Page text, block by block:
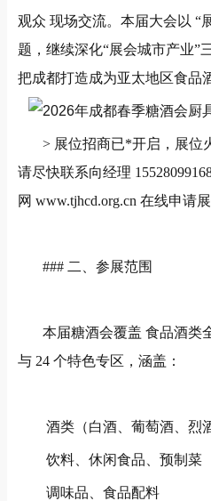
观众 现场交流。本届大会以 “
题，继续深化“展会城市产业”
把成都打造成为亚太地区食品
> 展位招商已*开启，展位
请尽快联系向经理
网 www.tjhcd.org.cn 在线申请展
### 二、参展范围
本届糖酒会覆盖 食品酒类
与 24 个特色专区，涵盖：
酒类（白酒、葡萄酒、烈
饮料、休闲食品、预制菜
调味品、食品配料